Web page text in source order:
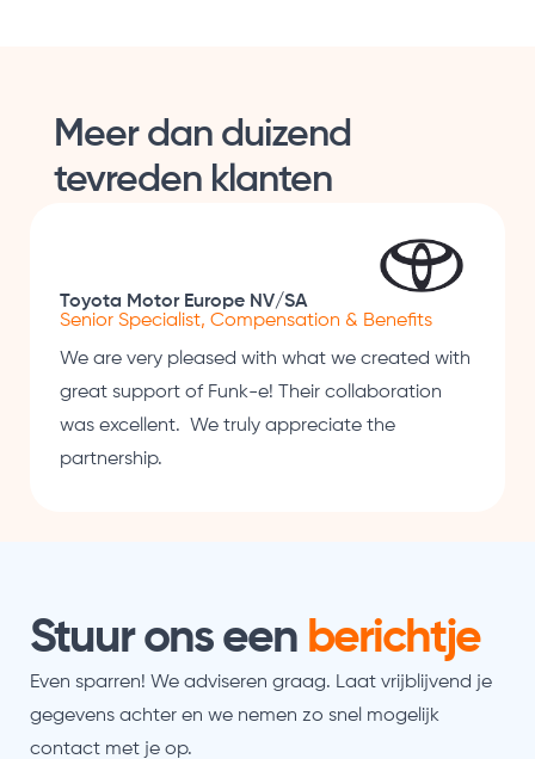
Meer dan duizend
tevreden klanten
Toyota Motor Europe NV/SA
Senior Specialist, Compensation & Benefits
We are very pleased with what we created with
great support of Funk-e! Their collaboration
was excellent. We truly appreciate the
partnership.
Stuur ons een berichtje
Even sparren! We adviseren graag. Laat vrijblijvend je
gegevens achter en we nemen zo snel mogelijk
contact met je op.